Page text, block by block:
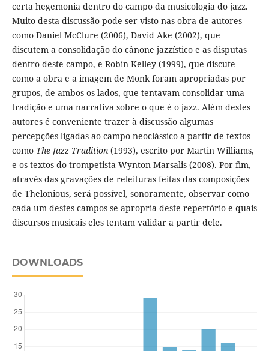
certa hegemonia dentro do campo da musicologia do jazz.
Muito desta discussão pode ser visto nas obra de autores
como Daniel McClure (2006), David Ake (2002), que
discutem a consolidação do cânone jazzístico e as disputas
dentro deste campo, e Robin Kelley (1999), que discute
como a obra e a imagem de Monk foram apropriadas por
grupos, de ambos os lados, que tentavam consolidar uma
tradição e uma narrativa sobre o que é o jazz. Além destes
autores é conveniente trazer à discussão algumas
percepções ligadas ao campo neoclássico a partir de textos
como The Jazz Tradition(1993), escrito por Martin Williams,
e os textos do trompetista Wynton Marsalis (2008). Por fim,
através das gravações de releituras feitas das composições
de Thelonious, será possível, sonoramente, observar como
cada um destes campos se apropria deste repertório e quais
discursos musicais eles tentam validar a partir dele.
DOWNLOADS